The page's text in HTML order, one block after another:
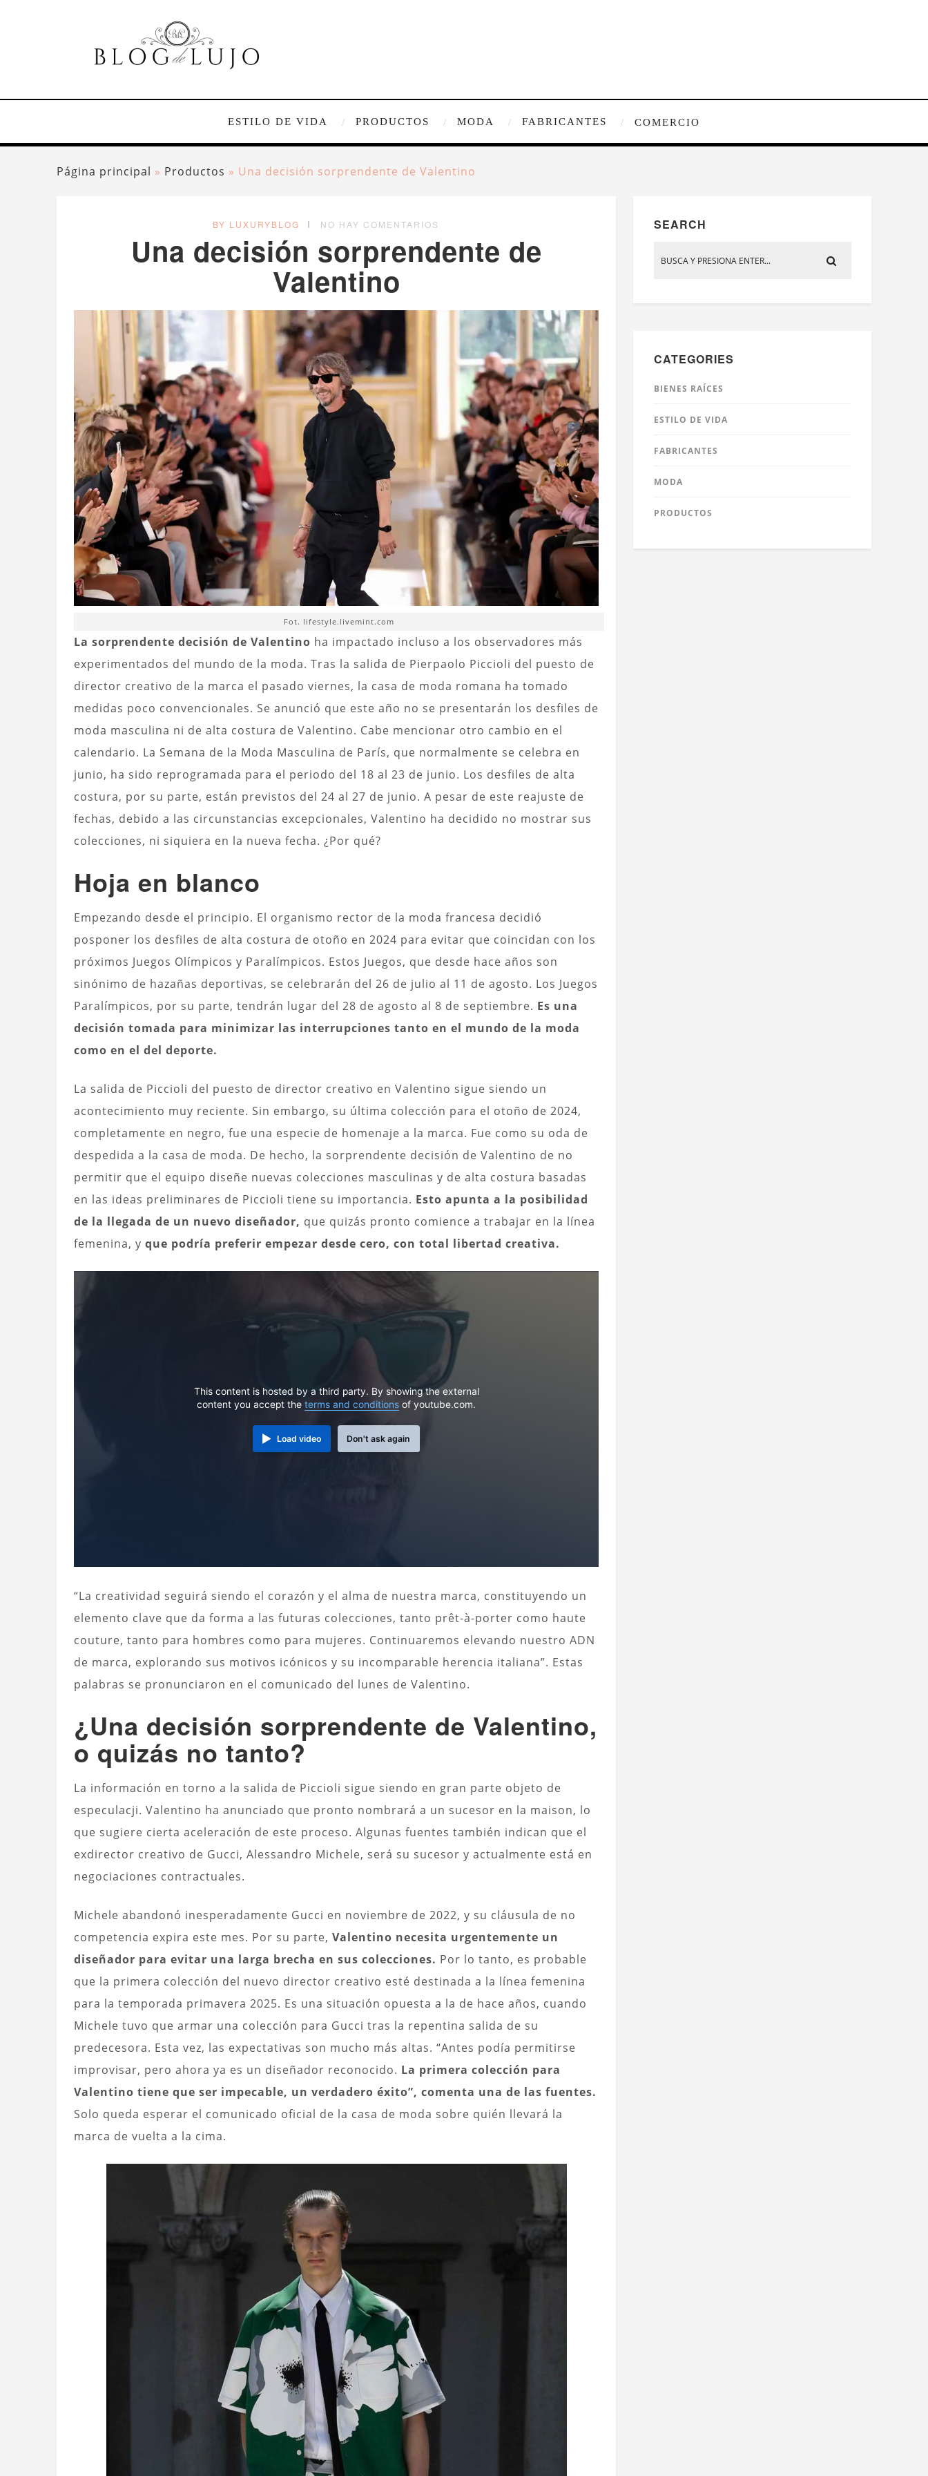
ESTILO DE VIDA PRODUCTOS MODA FABRICANTES COMERCIO
Página principal » Productos » Una decisión sorprendente de Valentino
BY LUXURYBLOG NO HAY COMENTARIOS
Una decisión sorprendente de
Valentino
Fot. lifestyle.livemint.com
La sorprendente decisión de Valentino ha impactado incluso a los observadores más
experimentados del mundo de la moda. Tras la salida de Pierpaolo Piccioli del puesto de
director creativo de la marca el pasado viernes, la casa de moda romana ha tomado
medidas poco convencionales. Se anunció que este año no se presentarán los desfiles de
moda masculina ni de alta costura de Valentino. Cabe mencionar otro cambio en el
calendario. La Semana de la Moda Masculina de París, que normalmente se celebra en
junio, ha sido reprogramada para el periodo del 18 al 23 de junio. Los desfiles de alta
costura, por su parte, están previstos del 24 al 27 de junio. A pesar de este reajuste de
fechas, debido a las circunstancias excepcionales, Valentino ha decidido no mostrar sus
colecciones, ni siquiera en la nueva fecha. ¿Por qué?
Hoja en blanco
Empezando desde el principio. El organismo rector de la moda francesa decidió
posponer los desfiles de alta costura de otoño en 2024 para evitar que coincidan con los
próximos Juegos Olímpicos y Paralímpicos. Estos Juegos, que desde hace años son
sinónimo de hazañas deportivas, se celebrarán del 26 de julio al 11 de agosto. Los Juegos
Paralímpicos, por su parte, tendrán lugar del 28 de agosto al 8 de septiembre. Es una
decisión tomada para minimizar las interrupciones tanto en el mundo de la moda
como en el del deporte.
La salida de Piccioli del puesto de director creativo en Valentino sigue siendo un
acontecimiento muy reciente. Sin embargo, su última colección para el otoño de 2024,
completamente en negro, fue una especie de homenaje a la marca. Fue como su oda de
despedida a la casa de moda. De hecho, la sorprendente decisión de Valentino de no
permitir que el equipo diseñe nuevas colecciones masculinas y de alta costura basadas
en las ideas preliminares de Piccioli tiene su importancia. Esto apunta a la posibilidad
de la llegada de un nuevo diseñador, que quizás pronto comience a trabajar en la línea
femenina, y que podría preferir empezar desde cero, con total libertad creativa.
This content is hosted by a third party. By showing the external
content you accept the terms and conditions of youtube.com.
Load video Don't ask again
“La creatividad seguirá siendo el corazón y el alma de nuestra marca, constituyendo un
elemento clave que da forma a las futuras colecciones, tanto prêt-à-porter como haute
couture, tanto para hombres como para mujeres. Continuaremos elevando nuestro ADN
de marca, explorando sus motivos icónicos y su incomparable herencia italiana”. Estas
palabras se pronunciaron en el comunicado del lunes de Valentino.
¿Una decisión sorprendente de Valentino,
o quizás no tanto?
La información en torno a la salida de Piccioli sigue siendo en gran parte objeto de
especulacji. Valentino ha anunciado que pronto nombrará a un sucesor en la maison, lo
que sugiere cierta aceleración de este proceso. Algunas fuentes también indican que el
exdirector creativo de Gucci, Alessandro Michele, será su sucesor y actualmente está en
negociaciones contractuales.
Michele abandonó inesperadamente Gucci en noviembre de 2022, y su cláusula de no
competencia expira este mes. Por su parte, Valentino necesita urgentemente un
diseñador para evitar una larga brecha en sus colecciones. Por lo tanto, es probable
que la primera colección del nuevo director creativo esté destinada a la línea femenina
para la temporada primavera 2025. Es una situación opuesta a la de hace años, cuando
Michele tuvo que armar una colección para Gucci tras la repentina salida de su
predecesora. Esta vez, las expectativas son mucho más altas. “Antes podía permitirse
improvisar, pero ahora ya es un diseñador reconocido. La primera colección para
Valentino tiene que ser impecable, un verdadero éxito”, comenta una de las fuentes.
Solo queda esperar el comunicado oficial de la casa de moda sobre quién llevará la
marca de vuelta a la cima.
SEARCH
CATEGORIES
BIENES RAÍCES
ESTILO DE VIDA
FABRICANTES
MODA
PRODUCTOS